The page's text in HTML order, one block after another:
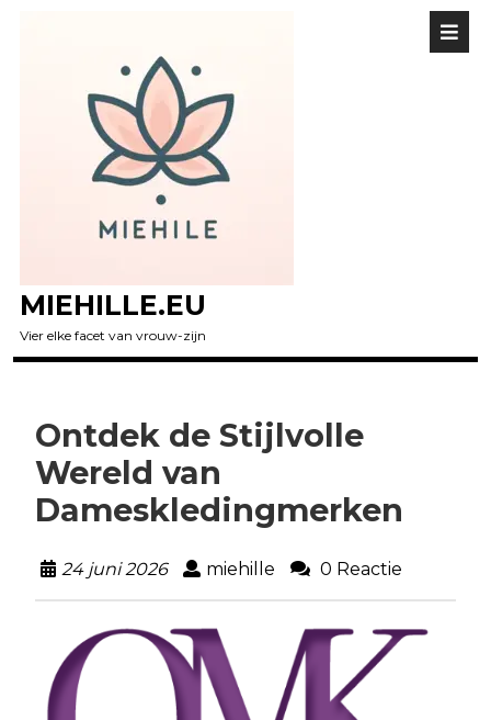
MIEHILLE.EU
Vier elke facet van vrouw-zijn
Ontdek de Stijlvolle
Wereld van
Dameskledingmerken
24 juni 2026 miehille 0 Reactie